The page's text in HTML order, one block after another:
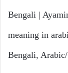
Bengali |
meaning in
Bengali,